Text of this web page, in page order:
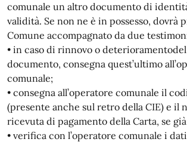
comunale un altro documento di
validità. Se non ne è in possesso, dovrà
Comune accompagnato da due
• in caso di rinnovo o
documento, consegna quest’ultimo
comunale;
• consegna all’operatore comunale il
(presente anche sul retro della CIE) e il
ricevuta di pagamento della Carta, se
• verifica con l’operatore comunale i